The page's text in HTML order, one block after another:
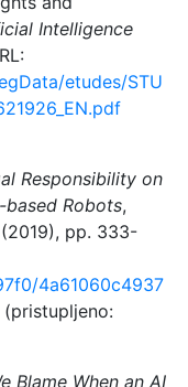
Intelligence
etudes/STU
Responsibility on
Robots,
pp. 333-
4a61060c4937
(pristupljeno:
Blame When an AI